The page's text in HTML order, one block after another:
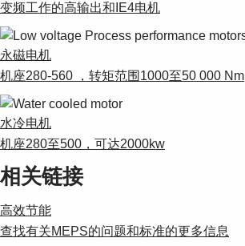
Suggestions
Products
See more products
Shopping list preview
0
变频工作的高输出和IE4电机
永磁电机
机座280-560 ，转矩范围1000至50 000 Nm
水冷电机
机座280至500，可达2000kw
相关链接
高效节能
查找有关MEPS的问题和标准的更多信息